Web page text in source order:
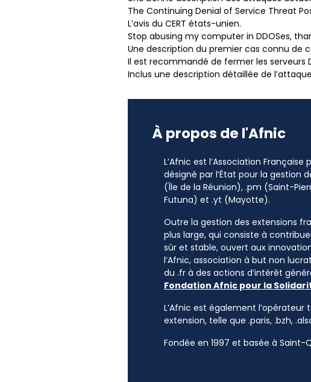
The Continuing Denial of Service Threat
L’avis du CERT états-unien.
Stop abusing my computer in DDOSes,
Une description du premier cas connu de
Il est recommandé de fermer les serveurs
Inclus une description détaillée de
À propos de l'Afnic
L’Afnic est l’Association
désigné par l’État pour la gestion
(Île de la Réunion), .pm (Saint-
Futuna) et .yt (Mayotte).
Outre la gestion des extensions
plus large, qui consiste à
sûr et stable, ouvert aux
l’Afnic, association à but non
du .fr à des actions d’intérêt
Fondation Afnic pour la
L’Afnic est également
extension, telle que .paris, .bzh,
Fondée en 1997 et basée à